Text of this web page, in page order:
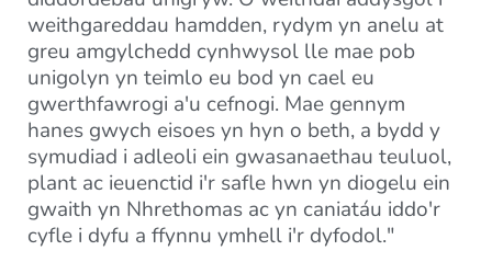
weithgareddau hamdden, rydym yn anelu at
greu amgylchedd cynhwysol lle mae pob
unigolyn yn teimlo eu bod yn cael eu
gwerthfawrogi a'u cefnogi. Mae gennym
hanes gwych eisoes yn hyn o beth, a bydd y
symudiad i adleoli ein gwasanaethau teuluol,
plant ac ieuenctid i'r safle hwn yn diogelu ein
gwaith yn Nhrethomas ac yn caniatáu iddo'r
cyfle i dyfu a ffynnu ymhell i'r dyfodol."